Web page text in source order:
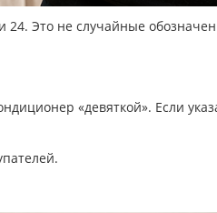
24. Это не случайные
«девяткой». Если